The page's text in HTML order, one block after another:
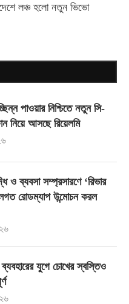
লঞ্চ হলো নতুন ভিভো
পাওয়ার নিশ্চিতে নতুন সি-
নিয়ে আসছে রিয়েলমি
ও ব্যবসা সম্প্রসারণে ‘রিভার
রোডম্যাপ উন্মোচন করল
ব্যবহারের যুগে চোখের স্বস্তিও